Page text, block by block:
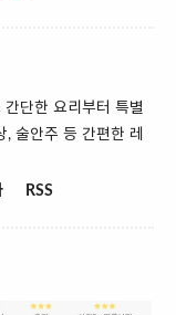
단한 요리부터 특별
술안주 등 간편한 레
RSS